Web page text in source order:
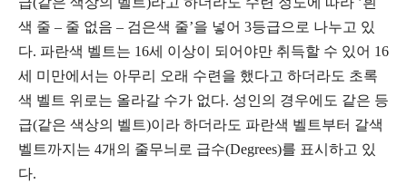
색 줄 – 줄 없음 – 검은색 줄’을 넣어 3등급으로 나누고 있
다. 파란색 벨트는 16세 이상이 되어야만 취득할 수 있어 16
세 미만에서는 아무리 오래 수련을 했다고 하더라도 초록
색 벨트 위로는 올라갈 수가 없다. 성인의 경우에도 같은 등
급(같은 색상의 벨트)이라 하더라도 파란색 벨트부터 갈색
벨트까지는 4개의 줄무늬로 급수(Degrees)를 표시하고 있
다.